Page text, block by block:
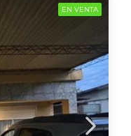
EN VENTA